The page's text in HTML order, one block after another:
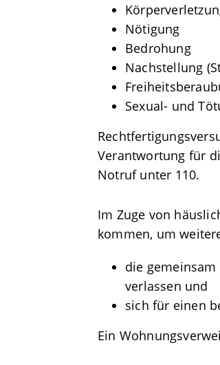
Nötigung
Bedrohung
Nachstellung
Sexual- und
Verantwortung für
Notruf unter 110.
Im Zuge von
kommen, um
die
verlassen und
sich für einen
Ein